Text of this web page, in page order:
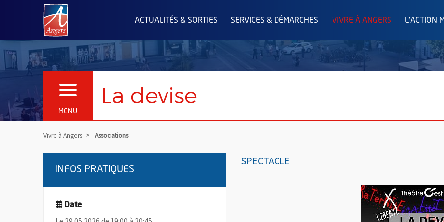
Angers.fr : Retour à l'accueil
ACTUALITÉS & SORTIES SERVICES & DÉMARCHES VIVRE À ANGERS L'ACTION
MENU
OUVRIR LE MENU La devise
Vivre à Angers Associations
SPECTACLE
INFOS PRATIQUES
Date